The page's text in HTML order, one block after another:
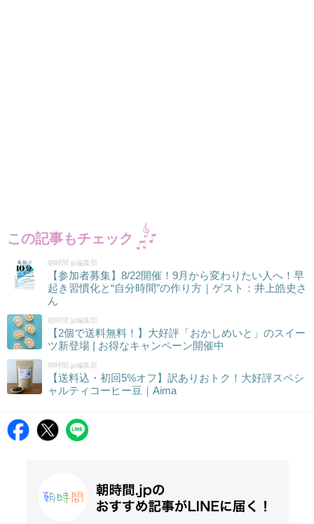
この記事もチェック
朝時間.jp編集部
【参加者募集】8/22開催！9月から変わりたい人へ！早
起き習慣化と“自分時間”の作り方｜ゲスト：井上皓史さ
ん
朝時間.jp編集部
【2個で送料無料！】大好評「おかしめいと」のスイー
ツ新登場 | お得なキャンペーン開催中
朝時間.jp編集部
【送料込・初回5%オフ】訳ありおトク！大好評スペシ
ャルティコーヒー豆｜Aima